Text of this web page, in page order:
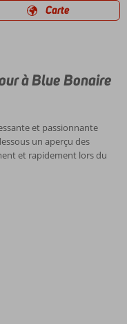
Carte
à Blue Bonaire
et passionnante
un aperçu des
et rapidement lors du